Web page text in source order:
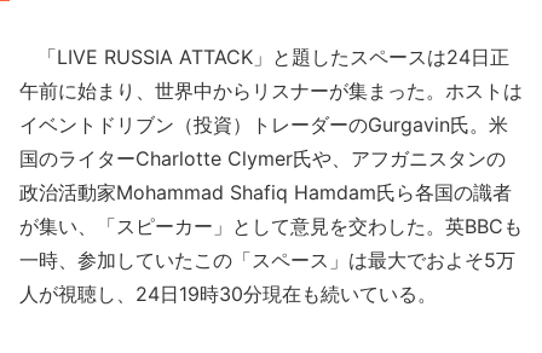
「LIVE RUSSIA ATTACK」と題したスペースは24日正
午前に始まり、世界中からリスナーが集まった。ホストは
イベントドリブン（投資）トレーダーのGurgavin氏。米
国のライターCharlotte Clymer氏や、アフガニスタンの
政治活動家Mohammad Shafiq Hamdam氏ら各国の識者
が集い、「スピーカー」として意見を交わした。英BBCも
一時、参加していたこの「スペース」は最大でおよそ5万
人が視聴し、24日19時30分現在も続いている。